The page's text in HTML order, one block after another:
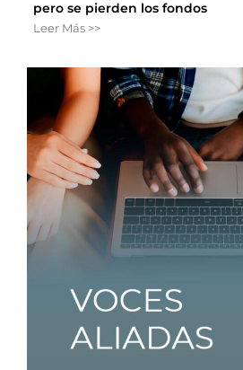
pero se pierden los fondos
Leer Más >>